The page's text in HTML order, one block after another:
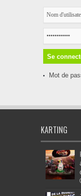
Mot de
KARTING